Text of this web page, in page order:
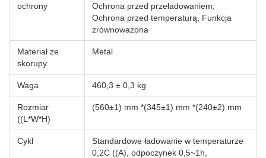
ochrony
Ochrona przed przeładowaniem,
Ochrona przed temperaturą, Funkcja
zrównoważona
Materiał ze
skorupy
Metal
Waga 460,3 ± 0,3 kg
Rozmiar
((L*W*H)
(560±1) mm *(345±1) mm *(240±2) mm
Cykl
Standardowe ładowanie w temperaturze
0,2C ((A), odpoczynek 0,5~1h,